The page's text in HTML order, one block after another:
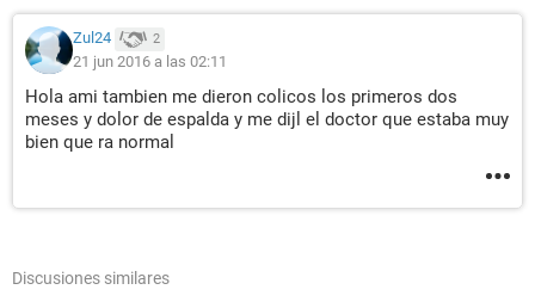
Zul24 2
21 jun 2016 a las 02:11
Hola ami tambien me dieron colicos los primeros dos
meses y dolor de espalda y me dijl el doctor que estaba muy
bien que ra normal
Discusiones similares